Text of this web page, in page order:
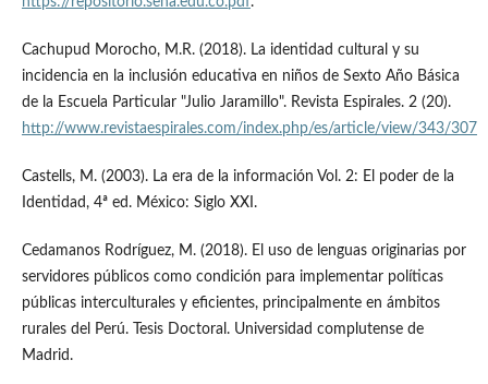
Cachupud Morocho, M.R. (2018). La identidad cultural y su
incidencia en la inclusión educativa en niños de Sexto Año Básica
de la Escuela Particular "Julio Jaramillo". Revista Espirales. 2 (20).
http://www.revistaespirales.com/index.php/es/article/view/343/307
Castells, M. (2003). La era de la información Vol. 2: El poder de la
Identidad, 4ª ed. México: Siglo XXI.
Cedamanos Rodríguez, M. (2018). El uso de lenguas originarias por
servidores públicos como condición para implementar políticas
públicas interculturales y eficientes, principalmente en ámbitos
rurales del Perú. Tesis Doctoral. Universidad complutense de
Madrid.